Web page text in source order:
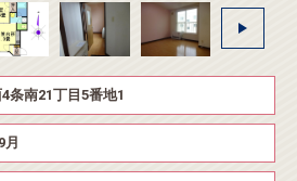
条南21丁目5番地1
月